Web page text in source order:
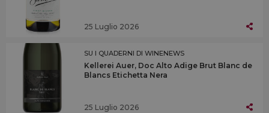
25 Luglio 2026
SU I QUADERNI DI WINENEWS
Kellerei Auer, Doc Alto Adige Brut Blanc de
Blancs Etichetta Nera
25 Luglio 2026